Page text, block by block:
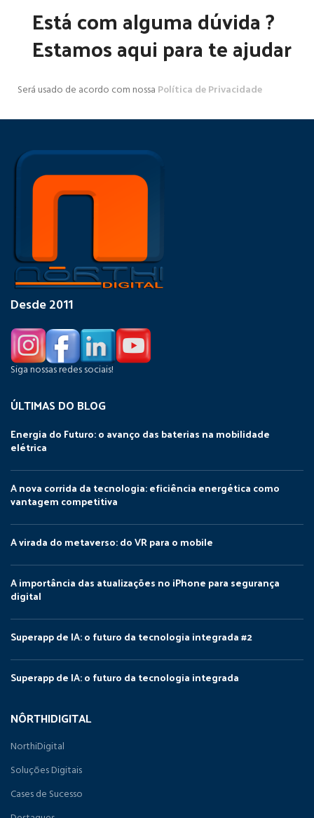
Está com alguma dúvida ?
Estamos aqui para te ajudar
Será usado de acordo com nossa Política de Privacidade
Desde 2011
Siga nossas redes sociais!
ÚLTIMAS DO BLOG
Energia do Futuro: o avanço das baterias na mobilidade
elétrica
A nova corrida da tecnologia: eficiência energética como
vantagem competitiva
A virada do metaverso: do VR para o mobile
A importância das atualizações no iPhone para segurança
digital
Superapp de IA: o futuro da tecnologia integrada #2
Superapp de IA: o futuro da tecnologia integrada
NÔRTHIDIGITAL
NorthiDigital
Soluções Digitais
Cases de Sucesso